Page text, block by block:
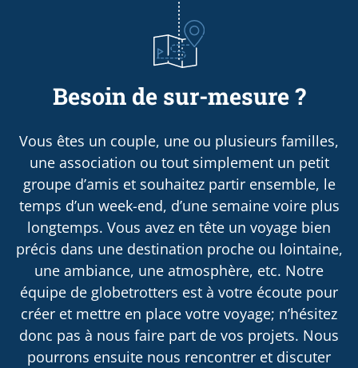
Besoin de sur-mesure ?
Vous êtes un couple, une ou plusieurs familles,
une association ou tout simplement un petit
groupe d’amis et souhaitez partir ensemble, le
temps d’un week-end, d’une semaine voire plus
longtemps. Vous avez en tête un voyage bien
précis dans une destination proche ou lointaine,
une ambiance, une atmosphère, etc. Notre
équipe de globetrotters est à votre écoute pour
créer et mettre en place votre voyage; n’hésitez
donc pas à nous faire part de vos projets. Nous
pourrons ensuite nous rencontrer et discuter